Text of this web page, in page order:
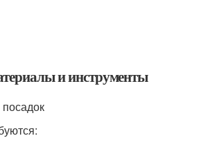
и инструменты